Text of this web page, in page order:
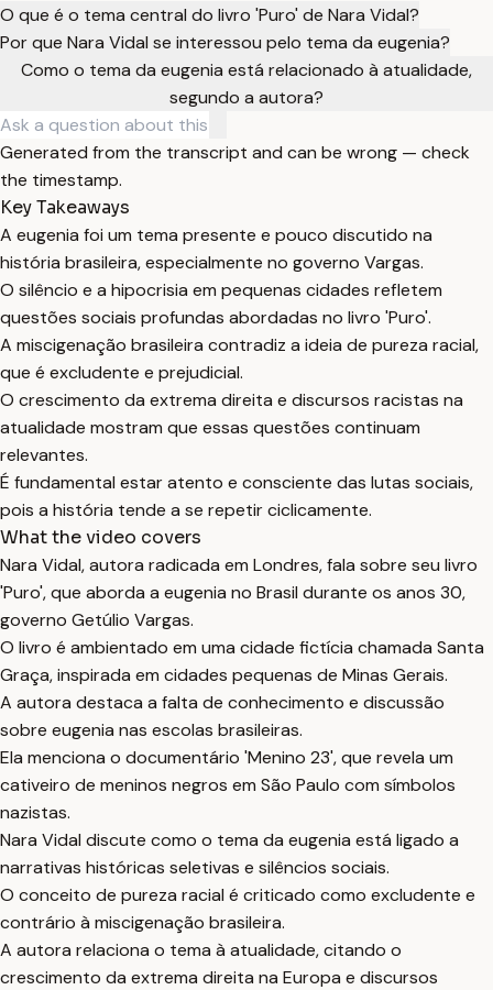
O que é o tema central do livro 'Puro' de Nara Vidal?
Por que Nara Vidal se interessou pelo tema da eugenia?
Como o tema da eugenia está relacionado à atualidade,
segundo a autora?
Generated from the transcript and can be wrong — check
the timestamp.
Key Takeaways
A eugenia foi um tema presente e pouco discutido na
história brasileira, especialmente no governo Vargas.
O silêncio e a hipocrisia em pequenas cidades refletem
questões sociais profundas abordadas no livro 'Puro'.
A miscigenação brasileira contradiz a ideia de pureza racial,
que é excludente e prejudicial.
O crescimento da extrema direita e discursos racistas na
atualidade mostram que essas questões continuam
relevantes.
É fundamental estar atento e consciente das lutas sociais,
pois a história tende a se repetir ciclicamente.
What the video covers
Nara Vidal, autora radicada em Londres, fala sobre seu livro
'Puro', que aborda a eugenia no Brasil durante os anos 30,
governo Getúlio Vargas.
O livro é ambientado em uma cidade fictícia chamada Santa
Graça, inspirada em cidades pequenas de Minas Gerais.
A autora destaca a falta de conhecimento e discussão
sobre eugenia nas escolas brasileiras.
Ela menciona o documentário 'Menino 23', que revela um
cativeiro de meninos negros em São Paulo com símbolos
nazistas.
Nara Vidal discute como o tema da eugenia está ligado a
narrativas históricas seletivas e silêncios sociais.
O conceito de pureza racial é criticado como excludente e
contrário à miscigenação brasileira.
A autora relaciona o tema à atualidade, citando o
crescimento da extrema direita na Europa e discursos